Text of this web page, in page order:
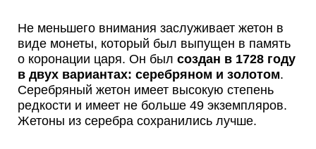
Не меньшего внимания заслуживает жетон в
виде монеты, который был выпущен в память
о коронации царя. Он был создан в 1728 году
в двух вариантах: серебряном и золотом.
Серебряный жетон имеет высокую степень
редкости и имеет не больше 49 экземпляров.
Жетоны из серебра сохранились лучше.